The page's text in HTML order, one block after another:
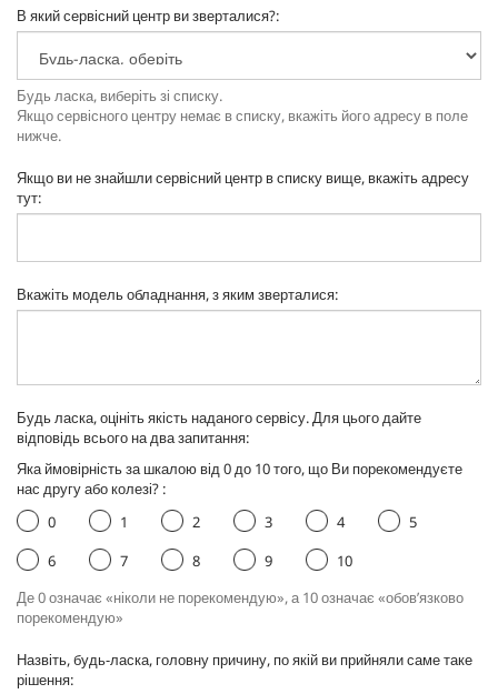
В який сервісний центр ви зверталися?:
Будь ласка, виберіть зі списку.
Якщо сервісного центру немає в списку, вкажіть його адресу в поле
нижче.
Якщо ви не знайшли сервісний центр в списку вище, вкажіть адресу
тут:
Вкажіть модель обладнання, з яким зверталися:
Будь ласка, оцініть якість наданого сервісу. Для цього дайте
відповідь всього на два запитання:
Яка ймовірність за шкалою від 0 до 10 того, що Ви порекомендуєте
нас другу або колезі? :
0
1 2 3 4
5
6
7 8 9
10
Де 0 означає «ніколи не порекомендую», а 10 означає «обов’язково
порекомендую»
Назвіть, будь-ласка, головну причину, по якій ви прийняли саме таке
рішення: